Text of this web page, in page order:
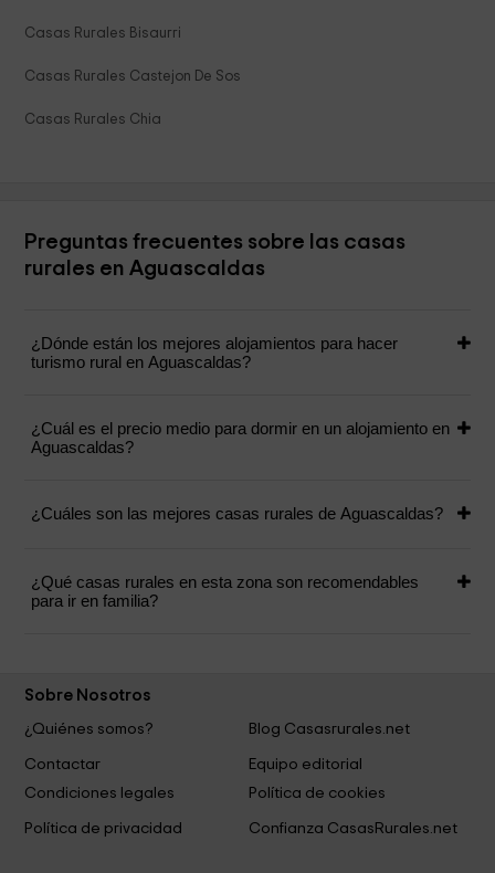
Casas Rurales Bisaurri
Casas Rurales Castejon De Sos
Casas Rurales Chia
Preguntas frecuentes sobre las casas
rurales en Aguascaldas
¿Dónde están los mejores alojamientos para hacer
turismo rural en Aguascaldas?
¿Cuál es el precio medio para dormir en un alojamiento en
Aguascaldas?
¿Cuáles son las mejores casas rurales de Aguascaldas?
¿Qué casas rurales en esta zona son recomendables
para ir en familia?
Sobre Nosotros
¿Quiénes somos?
Blog Casasrurales.net
Contactar
Equipo editorial
Condiciones legales
Política de cookies
Política de privacidad Confianza CasasRurales.net